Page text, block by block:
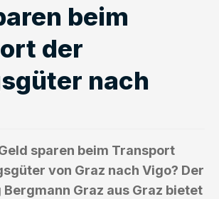
beim
der
nach
sparen beim Transport
von Graz nach Vigo? Der
Graz aus Graz bietet